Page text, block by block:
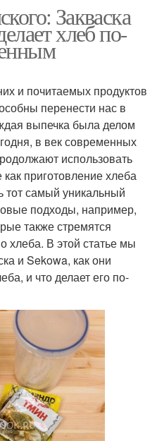
Закваска
хлеб по-
и почитаемых продуктов
перенести нас в
выпечка была делом
в век современных
использовать
приготовление хлеба
тот самый уникальный
подходы, например,
также стремятся
хлеба. В этой статье мы
и Sekowa, как они
и что делает его по-